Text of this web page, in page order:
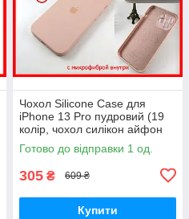
Чохол Silicone Case для
iPhone 13 Pro пудровий (19
колір, чохол силікон айфон
13 про PINK SAND із
закритим низом
Готово до відправки 1 од.
305 ₴ 609 ₴
Купити